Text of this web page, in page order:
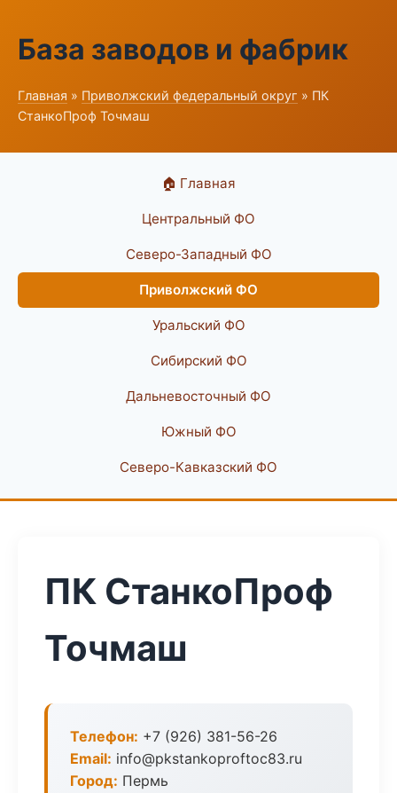
База заводов и фабрик
Главная » Приволжский федеральный округ » ПК
СтанкоПроф Точмаш
🏠 Главная
Центральный ФО
Северо-Западный ФО
Приволжский ФО
Уральский ФО
Сибирский ФО
Дальневосточный ФО
Южный ФО
Северо-Кавказский ФО
ПК СтанкоПроф
Точмаш
Телефон: +7 (926) 381-56-26
Email: info@pkstankoproftoc83.ru
Город: Пермь